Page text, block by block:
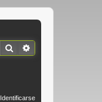
Buscar
Identificarse